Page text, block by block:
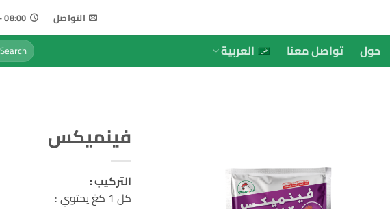
التواصل 08:00 - 03:00
حول تواصل معنا العربية
البحث
عن:
فينميكس
التركيب :
كل 1 كغ يحتوي :